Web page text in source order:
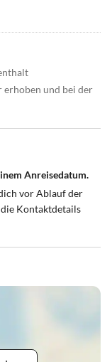
erhoben und bei der
Anreisedatum.
vor Ablauf der
Kontaktdetails